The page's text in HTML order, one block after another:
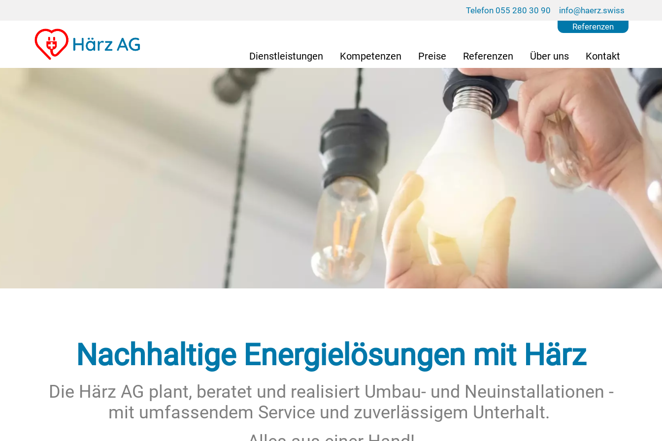
info@haerz.swiss
Telefon 055 280 30 90
Dienstleistungen Kompetenzen Preise Referenzen Über uns Kontakt
Referenzen
Nachhaltige Energielösungen mit Härz
Die Härz AG plant, beratet und realisiert Umbau- und Neuinstallationen -
mit umfassendem Service und zuverlässigem Unterhalt.